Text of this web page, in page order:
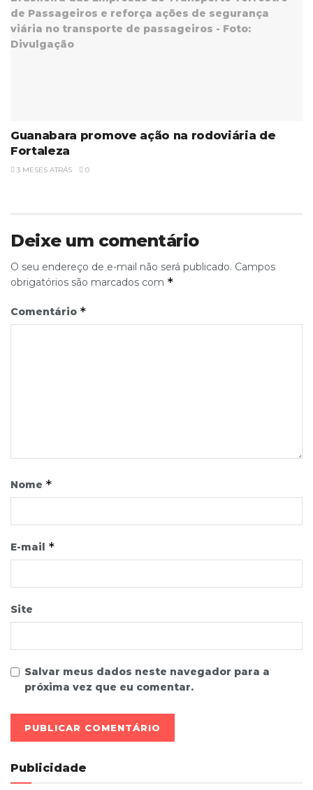
Guanabara promove ação na rodoviária de
Fortaleza
3 MESES ATRÁS 0
Deixe um comentário
O seu endereço de e-mail não será publicado. Campos
obrigatórios são marcados com *
Comentário *
Nome *
E-mail *
Site
Salvar meus dados neste navegador para a
próxima vez que eu comentar.
Publicidade